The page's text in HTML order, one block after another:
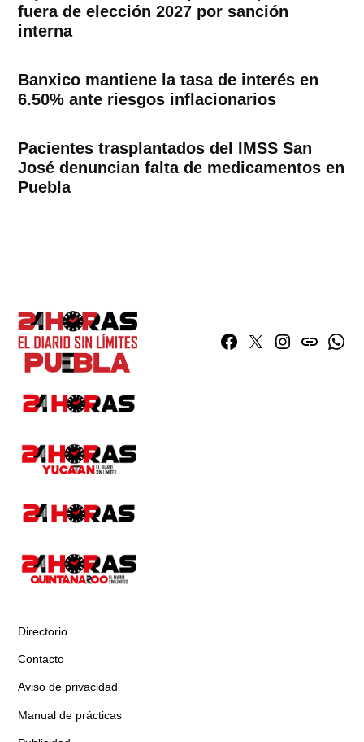
fuera de elección 2027 por sanción
interna
Banxico mantiene la tasa de interés en
6.50% ante riesgos inflacionarios
Pacientes trasplantados del IMSS San
José denuncian falta de medicamentos en
Puebla
Facebook
TwitterInstagram
issuu
Directorio
Contacto
Aviso de privacidad
Manual de prácticas